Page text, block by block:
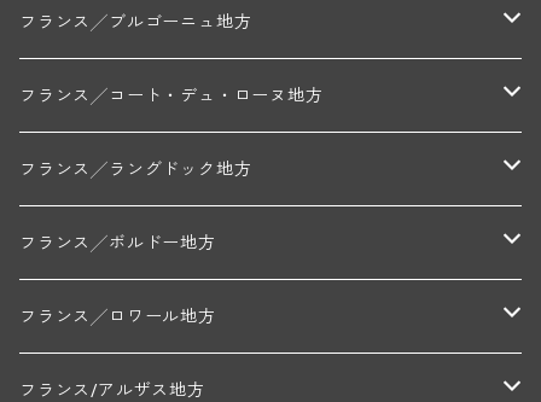
モンターニュ・ド・ランス
トリシェ・ディディエ
コート・デ・ブラン
ミッシェル・ジュネ
フランス╱ブルゴーニュ地方
シャブリ地区
プティ・ポンティニィ(シャブリ)
アラン・マティアス(トネロワ)
コート・ド・ニュイ地区
クロード・デュガ(ジュヴレ・シャンベルタン)
セラファン・ペール・エ・フィス(ジュヴレ・シャンベルタン)
コート・ド・ボーヌ地区
フランソワーズ・ジャニアール(ペルナン・ヴェルジュレス)
マルキ・ダンジェルヴィル(ヴォルネー)
コート・シャロネーズ地区
ロワイエ(コート・デュ・クーショワ)
マコネ地区
フランス╱コート・デュ・ローヌ地方
北部地区
ジャン・ルイ・シャーヴ(エルミタージュ)
ジャン・ルイ・シャーヴ・セレクション(エルミタージュ)
南部地区
ル・ヴュー・ドンジョン(シャトーヌフ・デュ・パプ)
シャトー・ライヤ(シャトーヌフ・デュ・パプ)
フランス╱ラングドック地方
コトー・デュ・ラングドック地区
ド・ロルチュ(ヴァルフローネ)
ヴァン・ド・ペイ・ド・レロー
ムーラン・ド・ガサック
フランス╱ボルドー地方
アントル・ドゥー・メール地区
シャトー・レストリーユ
メドック地区
フランス╱ロワール地方
ペイ・ナンテ地区
フランス/アルザス地方